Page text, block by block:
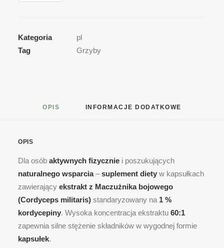
Maczużnik
bojowy
kordycepine
Kategoria
pl
Tag
Grzyby
OPIS INFORMACJE DODATKOWE
OPIS
Dla osób aktywnych fizycznie i poszukujących
naturalnego wsparcia–suplement diety w kapsułkach
zawierający ekstrakt z Maczużnika bojowego
(Cordyceps militaris) standaryzowany na 1 %
kordycepiny. Wysoka koncentracja ekstraktu 60:1
zapewnia silne stężenie składników w wygodnej formie
kapsułek.